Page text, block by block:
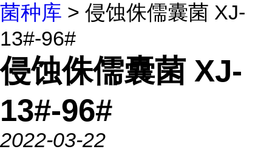
菌种库 > 侵蚀侏儒囊菌 XJ-
13#-96#
侵蚀侏儒囊菌 XJ-
13#-96#
2022-03-22